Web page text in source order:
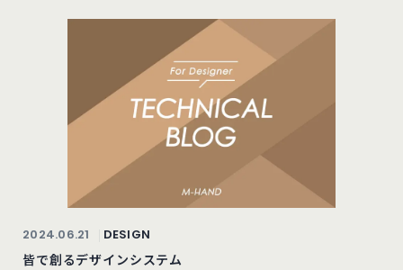
2024.06.21 DESIGN
皆で創るデザインシステム